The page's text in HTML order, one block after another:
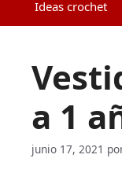
Ideas crochet
a 1
junio 17, 2021